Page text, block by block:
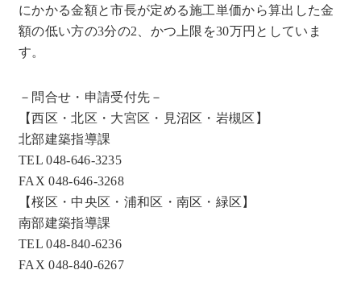
にかかる金額と市長が定める施工単価から算出した金
額の低い方の3分の2、かつ上限を30万円としていま
す。
－問合せ・申請受付先－
【西区・北区・大宮区・見沼区・岩槻区】
北部建築指導課
TEL 048-646-3235
FAX 048-646-3268
【桜区・中央区・浦和区・南区・緑区】
南部建築指導課
TEL 048-840-6236
FAX 048-840-6267